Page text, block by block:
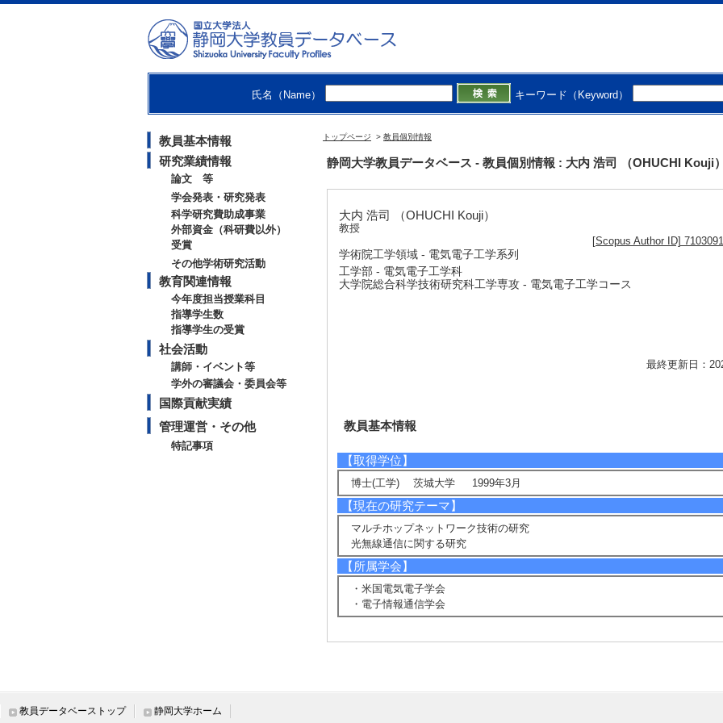
氏名（Name） キーワード（Keyword）
教員基本情報
研究業績情報
論文 等
学会発表・研究発表
科学研究費助成事業
外部資金（科研費以外）
受賞
その他学術研究活動
教育関連情報
今年度担当授業科目
指導学生数
指導学生の受賞
社会活動
講師・イベント等
学外の審議会・委員会等
国際貢献実績
管理運営・その他
特記事項
トップページ > 教員個別情報
静岡大学教員データベース - 教員個別情報 : 大内 浩司 （OHUCHI Kouji）
大内 浩司 （OHUCHI Kouji）
教授
[Scopus Author ID]
学術院工学領域 - 電気電子工学系列
工学部 - 電気電子工学科
大学院総合科学技術研究科工学専攻 - 電気電子工学コース
最終更新日：
教員基本情報
【取得学位】
博士(工学) 茨城大学 1999年3月
【現在の研究テーマ】
マルチホップネットワーク技術の研究
光無線通信に関する研究
【所属学会】
・米国電気電子学会
・電子情報通信学会
教員データベーストップ 静岡大学ホーム